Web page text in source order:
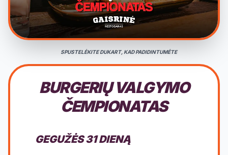
SPUSTELĖKITE DUKART, KAD PADIDINTUMĖTE
BURGERIŲ VALGYMO
ČEMPIONATAS
GEGUŽĖS 31 DIENĄ